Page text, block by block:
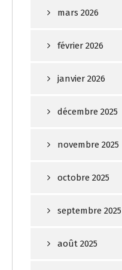
mars 2026
février 2026
janvier 2026
décembre 2025
novembre 2025
octobre 2025
septembre 2025
août 2025